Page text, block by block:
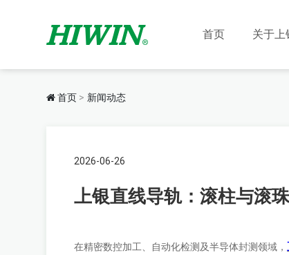
首页 关于上
首页 新闻动态
2026-06-26
上银直线导轨：滚柱与滚
在精密数控加工、自动化检测及半导体封测领域，